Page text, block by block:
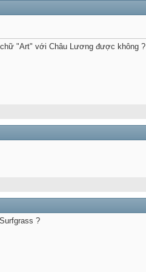
"Art" với Châu Lương được không ?
?